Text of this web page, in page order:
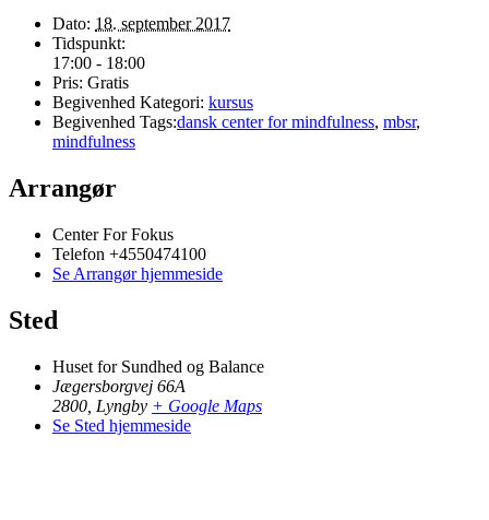
Dato: 18. september 2017
Tidspunkt:
17:00 - 18:00
Pris: Gratis
Begivenhed Kategori: kursus
Begivenhed Tags:dansk center for mindfulness, mbsr,
mindfulness
Arrangør
Center For Fokus
Telefon +4550474100
Se Arrangør hjemmeside
Sted
Huset for Sundhed og Balance
Jægersborgvej 66A
2800 Lyngby + Google Maps
Se Sted hjemmeside